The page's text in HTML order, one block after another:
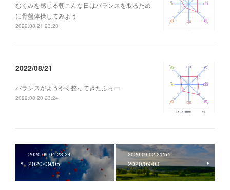
むくみを感じる朝こんな日はバランスを取るため
に骨盤体操してみよう
2022.08.21 23:23
2022/08/21
バランスがようやく整ってきたふぅー
2022.08.20 23:24
2020.09.04 23:24
2020/09/05
2020.09.02 21:54
2020/09/03